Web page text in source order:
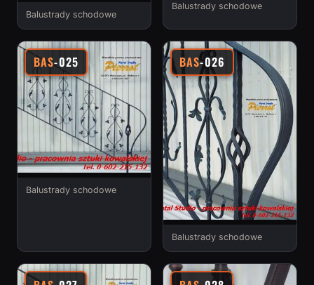
Balustrady schodowe
Balustrady schodowe
BAS-025
Balustrady schodowe
BAS-026
Balustrady schodowe